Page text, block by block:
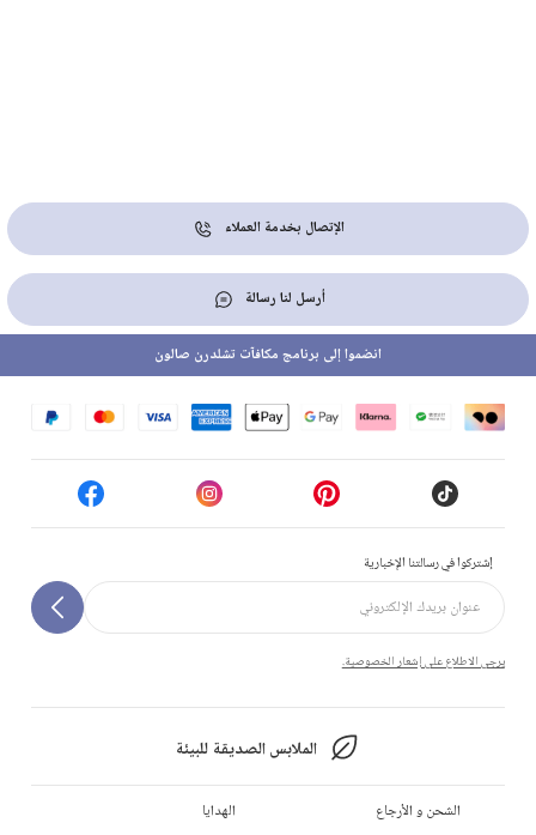
الإتصال بخدمة العملاء
أرسل لنا رسالة
إشتركوا في رسالتنا الإخبارية
يرجى الاطلاع على إشعار الخصوصية.
الملابس الصديقة للبيئة
انضموا إلى برنامج مكافآت تشلدرن صالون
الشحن و الأرجاع
الهدايا